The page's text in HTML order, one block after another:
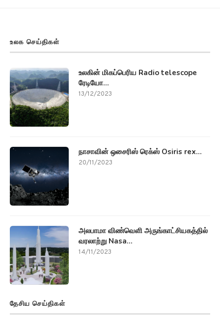
உலக செய்திகள்
உலகின் மிகப்பெரிய Radio telescope
ரேடியோ...
13/12/2023
நாசாவின் ஒசைரிஸ் ரெக்ஸ் Osiris rex...
20/11/2023
அலபாமா விண்வெளி அருங்காட்சியகத்தில்
வரலாற்று Nasa...
14/11/2023
தேசிய செய்திகள்